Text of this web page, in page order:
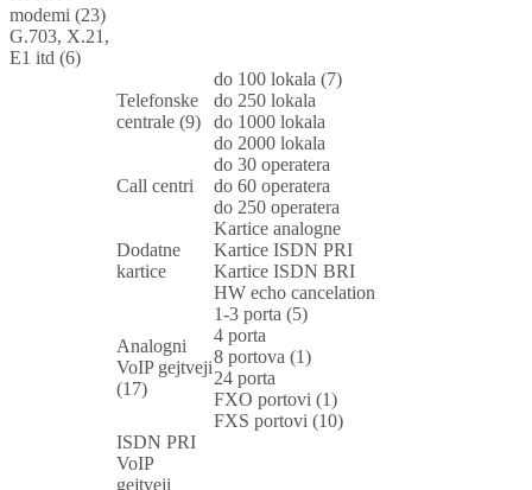
modemi (23)
G.703, X.21,
E1 itd (6)
Telefonske
centrale (9)
do 100 lokala (7)
do 250 lokala
do 1000 lokala
do 2000 lokala
Call centri
do 30 operatera
do 60 operatera
do 250 operatera
Dodatne
kartice
Kartice analogne
Kartice ISDN PRI
Kartice ISDN BRI
HW echo cancelation
Analogni
VoIP gejtveji
(17)
1-3 porta (5)
4 porta
8 portova (1)
24 porta
FXO portovi (1)
FXS portovi (10)
ISDN PRI
VoIP
gejtveji